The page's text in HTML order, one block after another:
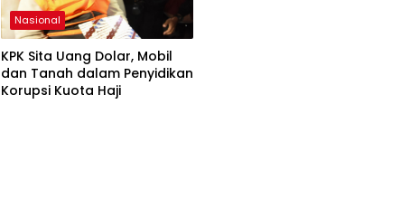
Nasional
KPK Sita Uang Dolar, Mobil
dan Tanah dalam Penyidikan
Korupsi Kuota Haji